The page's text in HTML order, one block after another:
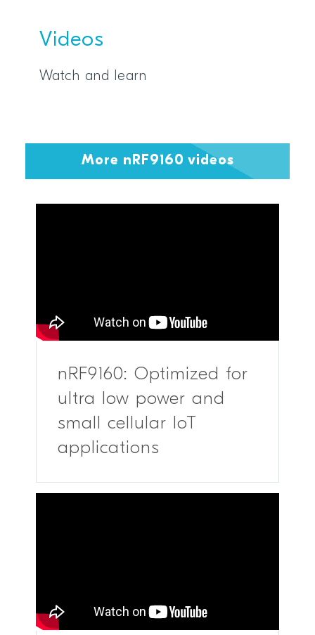
Videos
Watch and learn
More nRF9160 videos
nRF9160: Optimized for
ultra low power and
small cellular IoT
applications